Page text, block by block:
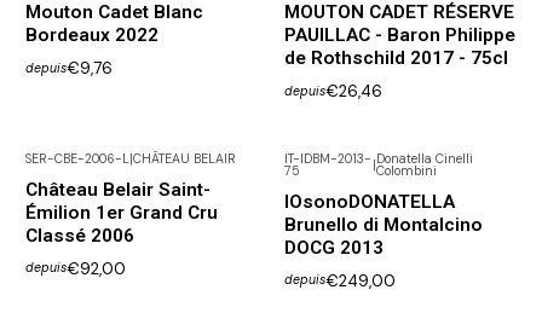
Mouton Cadet Blanc
Bordeaux 2022
depuis€9,76
MOUTON CADET RÉSERVE
PAUILLAC - Baron Philippe
de Rothschild 2017 - 75cl
depuis€26,46
SER-CBE-2006-L|CHÂTEAU BELAIR
Château Belair Saint-
Émilion 1er Grand Cru
Classé 2006
depuis€92,00
En rupture de stock
IT-IDBM-2013-
75 |Donatella Cinelli
Colombini
IOsonoDONATELLA
Brunello di Montalcino
DOCG 2013
depuis€249,00